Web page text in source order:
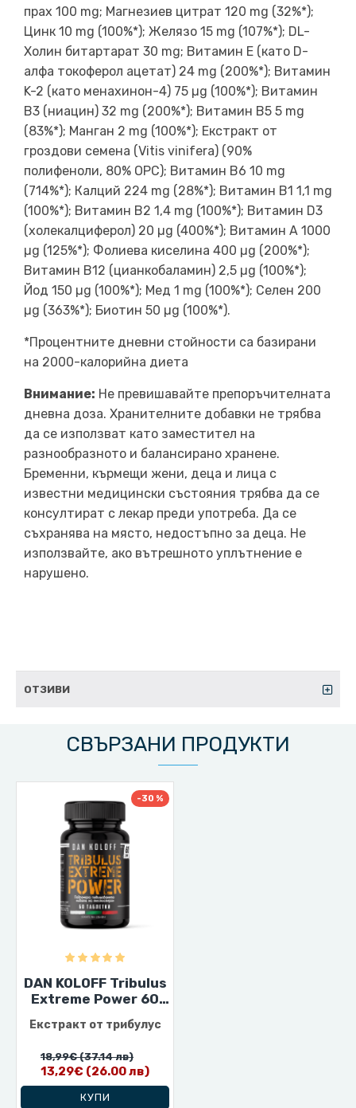
прах 100 mg; Магнезиев цитрат 120 mg (32%*);
Цинк 10 mg (100%*); Желязо 15 mg (107%*); DL-
Холин битартарат 30 mg; Витамин E (като D-
алфа токоферол ацетат) 24 mg (200%*); Витамин
K-2 (като менахинон-4) 75 µg (100%*); Витамин
B3 (ниацин) 32 mg (200%*); Витамин B5 5 mg
(83%*); Манган 2 mg (100%*); Екстракт от
гроздови семена (Vitis vinifera) (90%
полифеноли, 80% OPC); Витамин B6 10 mg
(714%*); Калций 224 mg (28%*); Витамин B1 1,1 mg
(100%*); Витамин B2 1,4 mg (100%*); Витамин D3
(холекалциферол) 20 µg (400%*); Витамин A 1000
µg (125%*); Фолиева киселина 400 µg (200%*);
Витамин B12 (цианкобаламин) 2,5 µg (100%*);
Йод 150 µg (100%*); Мед 1 mg (100%*); Селен 200
µg (363%*); Биотин 50 µg (100%*).
*Процентните дневни стойности са базирани
на 2000-калорийна диета
Внимание: Не превишавайте препоръчителната
дневна доза. Хранителните добавки не трябва
да се използват като заместител на
разнообразното и балансирано хранене.
Бременни, кърмещи жени, деца и лица с
известни медицински състояния трябва да се
консултират с лекар преди употреба. Да се
съхранява на място, недостъпно за деца. Не
използвайте, ако вътрешното уплътнение е
нарушено.
ОТЗИВИ
СВЪРЗАНИ ПРОДУКТИ
-30 %
DAN KOLOFF Tribulus
Extreme Power 60
Екстракт от трибулус
13,29€ (26.00 лв)
18,99€(37.14 лв)
КУПИ